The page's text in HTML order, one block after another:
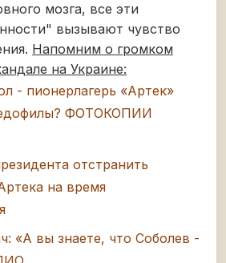
мозга, все эти
вызывают чувство
Напомним о громком
на Украине:
- пионерлагерь «Артек»
ФОТОКОПИИ
отстранить
на время
«А вы знаете, что Соболев -